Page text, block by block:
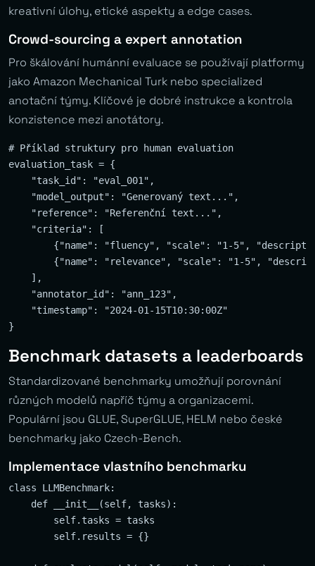
kreativní úlohy, etické aspekty a edge cases.
Crowd-sourcing a expert annotation
Pro škálování humánní evaluace se používají platformy
jako Amazon Mechanical Turk nebo specialized
anotační týmy. Klíčové je dobré instrukce a kontrola
konzistence mezi anotátory.
# Příklad struktury pro human evaluation
evaluation_task = {
    "task_id": "eval_001",
    "model_output": "Generovaný text...",
    "reference": "Referenční text...",
    "criteria": [
{"name": "fluency", "scale": "1-5",
{"name": "relevance", "scale": "1-5",
    ],
    "annotator_id": "ann_123",
    "timestamp": "2024-01-15T10:30:00Z"
Benchmark datasets a leaderboards
Standardizované benchmarky umožňují porovnání
různých modelů napříč týmy a organizacemi.
Populární jsou GLUE, SuperGLUE, HELM nebo české
benchmarky jako Czech-Bench.
Implementace vlastního benchmarku
class LLMBenchmark:
    def __init__(self, tasks):
        self.tasks = tasks
        self.results = {}